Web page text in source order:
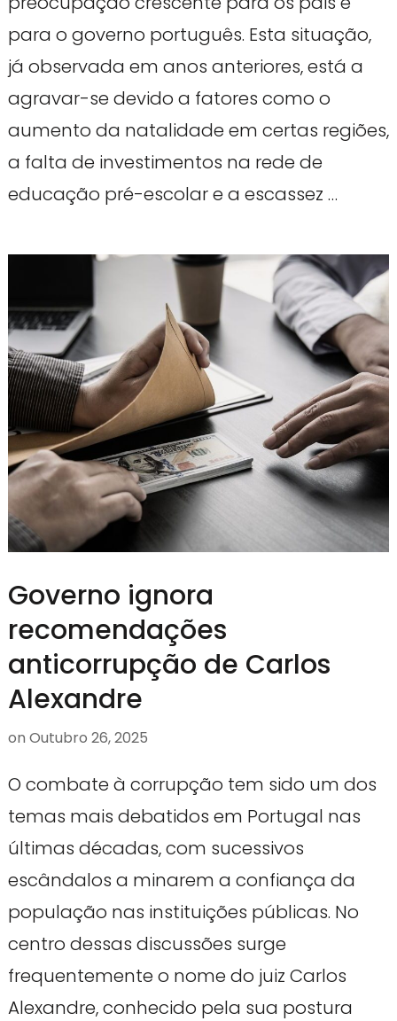
para o governo português. Esta situação,
já observada em anos anteriores, está a
agravar-se devido a fatores como o
aumento da natalidade em certas regiões,
a falta de investimentos na rede de
educação pré-escolar e a escassez …
Governo ignora
recomendações
anticorrupção de Carlos
Alexandre
on Outubro 26, 2025
O combate à corrupção tem sido um dos
temas mais debatidos em Portugal nas
últimas décadas, com sucessivos
escândalos a minarem a confiança da
população nas instituições públicas. No
centro dessas discussões surge
frequentemente o nome do juiz Carlos
Alexandre, conhecido pela sua postura